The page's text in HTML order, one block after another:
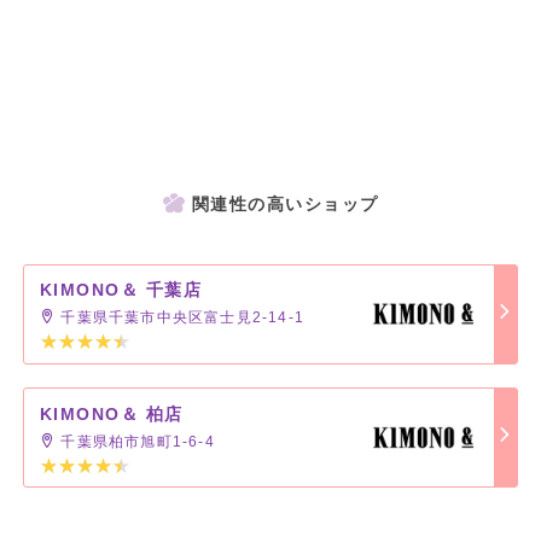
関連性の高いショップ
KIMONO＆ 千葉店
千葉県千葉市中央区富士見2-14-1
KIMONO＆ 柏店
千葉県柏市旭町1-6-4